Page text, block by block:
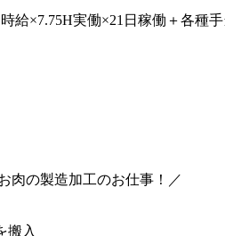
給×7.75H実働×21日稼働＋各種
肉の製造加工のお仕事！／
搬入